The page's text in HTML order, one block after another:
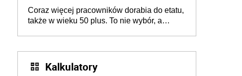
Coraz więcej pracowników dorabia do etatu,
także w wieku 50 plus. To nie wybór, a
Kalkulatory